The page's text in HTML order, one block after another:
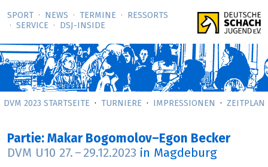
SPORT NEWS TERMINE
RESSORTS
SERVICE
DSJ-­INSIDE
DVM 2023 STARTSEITE TURNIERE IMPRESSIONEN ZEITPLAN
Partie: Makar Bogomolov–Egon Becker
DVM U10 27. – 29.12.2023 in Magdeburg